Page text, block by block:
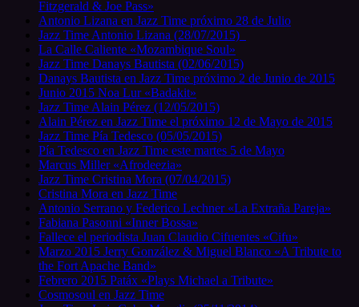
Fitzgerald & Joe Pass»
Antonio Lizana en Jazz Time próximo 28 de Julio
Jazz Time Antonio Lizana (28/07/2015)
La Calle Caliente «Mozambique Soul»
Jazz Time Danays Bautista (02/06/2015)
Danays Bautista en Jazz Time próximo 2 de Junio de 2015
Junio 2015 Noa Lur «Badakit»
Jazz Time Alain Pérez (12/05/2015)
Alain Pérez en Jazz Time el próximo 12 de Mayo de 2015
Jazz Time Pía Tedesco (05/05/2015)
Pía Tedesco en Jazz Time este martes 5 de Mayo
Marcus Miller «Afrodeezia»
Jazz Time Cristina Mora (07/04/2015)
Cristina Mora en Jazz Time
Antonio Serrano y Federico Lechner «La Extraña Pareja»
Fabiana Pasonni «Inner Bossa»
Fallece el periodista Juan Claudio Cifuentes «Cifu»
Marzo 2015 Jerry González & Miguel Blanco «A Tribute to
the Fort Apache Band»
Febrero 2015 Patáx «Plays Michael a Tribute»
Cosmosoul en Jazz Time